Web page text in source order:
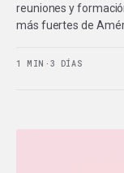
reuniones y
más fuertes de
1 MIN · 3 DÍAS